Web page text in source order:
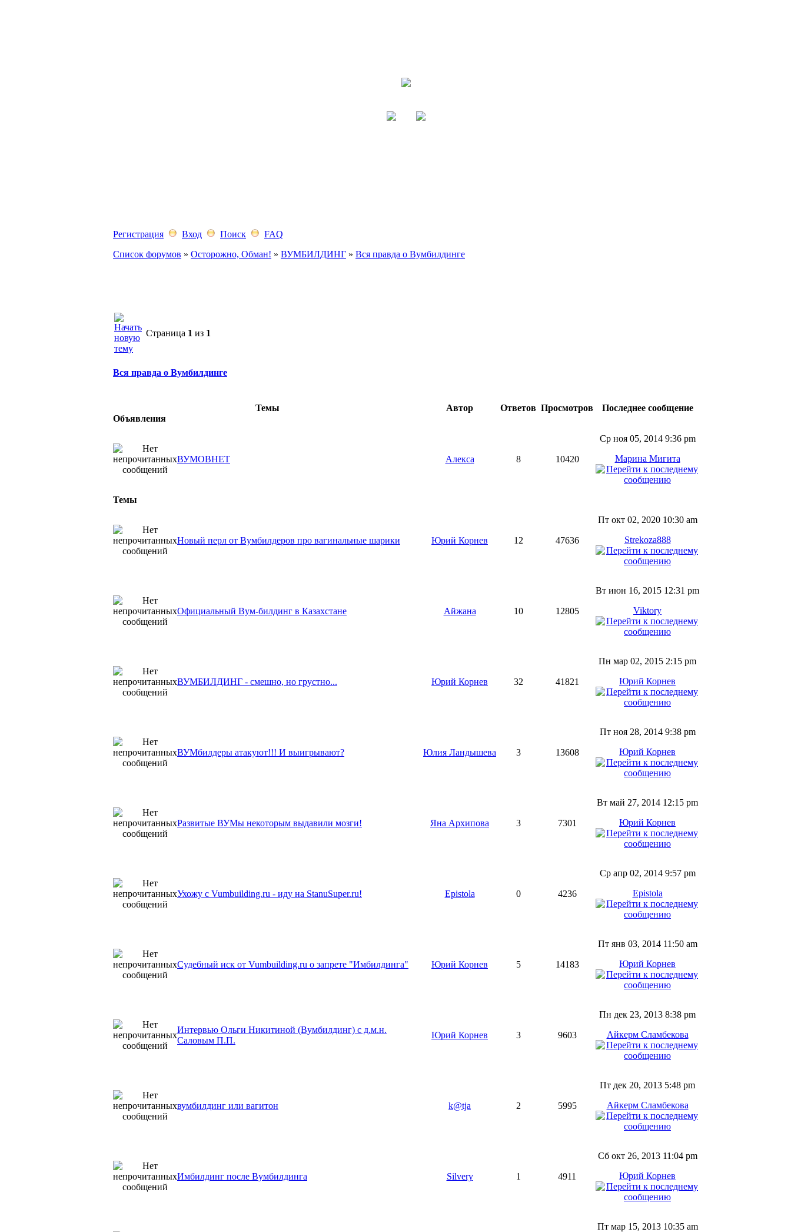
Регистрация Вход Поиск
FAQ
Список форумов » Осторожно, Обман! » ВУМБИЛДИНГ » Вся правда о Вумбилдинге
Страница 1 из 1
Вся правда о Вумбилдинге
Темы Автор Ответов Просмотров
Последнее сообщение
Объявления
ВУМОВНЕТ Алекса 8 10420
Ср ноя 05, 2014 9:36 pm
Марина Мигита
Темы
Новый перл от Вумбилдеров про вагинальные шарики Юрий Корнев 12 47636
Пт окт 02, 2020 10:30 am
Strekoza888
Официальный Вум-билдинг в Казахстане Айжана 10 12805
Вт июн 16, 2015 12:31 pm
Viktory
ВУМБИЛДИНГ - смешно, но грустно... Юрий Корнев 32 41821
Пн мар 02, 2015 2:15 pm
Юрий Корнев
ВУМбилдеры атакуют!!! И выигрывают? Юлия Ландышева 3 13608
Пт ноя 28, 2014 9:38 pm
Юрий Корнев
Развитые ВУМы некоторым выдавили мозги! Яна Архипова 3 7301
Вт май 27, 2014 12:15 pm
Юрий Корнев
Ухожу с Vumbuilding.ru - иду на StanuSuper.ru! Epistola 0 4236
Ср апр 02, 2014 9:57 pm
Epistola
Судебный иск от Vumbuilding.ru о запрете "Имбилдинга" Юрий Корнев 5 14183
Пт янв 03, 2014 11:50 am
Юрий Корнев
Интервью Ольги Никитиной (Вумбилдинг) с д.м.н.
Саловым П.П.
Юрий Корнев 3 9603
Пн дек 23, 2013 8:38 pm
Айкерм Сламбекова
вумбилдинг или вагитон k@tja 2 5995
Пт дек 20, 2013 5:48 pm
Айкерм Сламбекова
Имбилдинг после Вумбилдинга Silvery 1 4911
Сб окт 26, 2013 11:04 pm
Юрий Корнев
Пт мар 15, 2013 10:35 am